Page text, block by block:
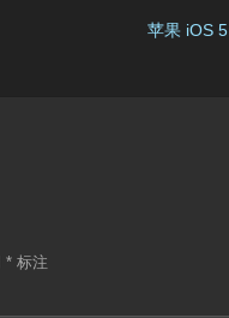
苹果 iOS
*标注